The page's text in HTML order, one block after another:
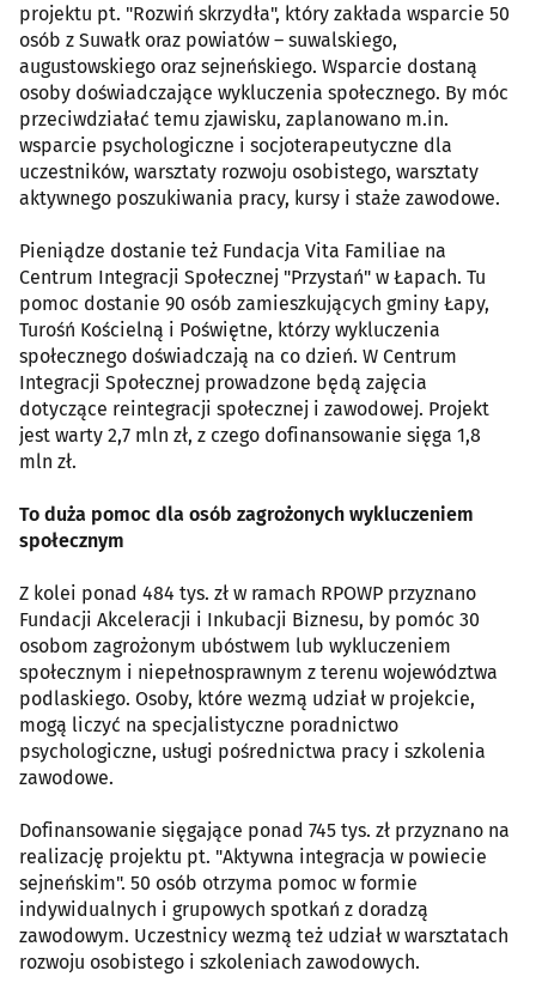
projektu pt. "Rozwiń skrzydła", który zakłada wsparcie 50
osób z Suwałk oraz powiatów – suwalskiego,
augustowskiego oraz sejneńskiego. Wsparcie dostaną
osoby doświadczające wykluczenia społecznego. By móc
przeciwdziałać temu zjawisku, zaplanowano m.in.
wsparcie psychologiczne i socjoterapeutyczne dla
uczestników, warsztaty rozwoju osobistego, warsztaty
aktywnego poszukiwania pracy, kursy i staże zawodowe.
Pieniądze dostanie też Fundacja Vita Familiae na
Centrum Integracji Społecznej "Przystań" w Łapach. Tu
pomoc dostanie 90 osób zamieszkujących gminy Łapy,
Turośń Kościelną i Poświętne, którzy wykluczenia
społecznego doświadczają na co dzień. W Centrum
Integracji Społecznej prowadzone będą zajęcia
dotyczące reintegracji społecznej i zawodowej. Projekt
jest warty 2,7 mln zł, z czego dofinansowanie sięga 1,8
mln zł.
To duża pomoc dla osób zagrożonych wykluczeniem
społecznym
Z kolei ponad 484 tys. zł w ramach RPOWP przyznano
Fundacji Akceleracji i Inkubacji Biznesu, by pomóc 30
osobom zagrożonym ubóstwem lub wykluczeniem
społecznym i niepełnosprawnym z terenu województwa
podlaskiego. Osoby, które wezmą udział w projekcie,
mogą liczyć na specjalistyczne poradnictwo
psychologiczne, usługi pośrednictwa pracy i szkolenia
zawodowe.
Dofinansowanie sięgające ponad 745 tys. zł przyznano na
realizację projektu pt. "Aktywna integracja w powiecie
sejneńskim". 50 osób otrzyma pomoc w formie
indywidualnych i grupowych spotkań z doradzą
zawodowym. Uczestnicy wezmą też udział w warsztatach
rozwoju osobistego i szkoleniach zawodowych.